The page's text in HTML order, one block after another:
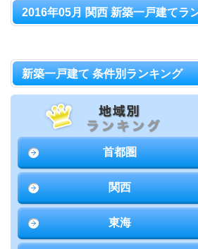
2016年05月 関西 新築一戸建てラ
新築一戸建て 条件別ランキング
首都圏
関西
東海